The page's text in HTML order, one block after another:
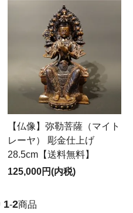
【仏像】弥勒菩薩（マイト
レーヤ） 彫金仕上げ
28.5cm【送料無料】
125,000円(内税)
1-2商品